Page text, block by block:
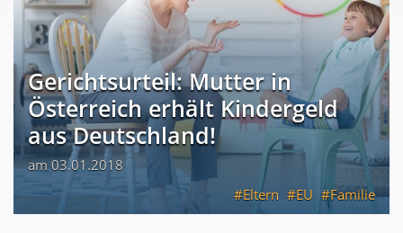
Gerichtsurteil: Mutter in
Österreich erhält Kindergeld
aus Deutschland!
am 03.01.2018
Eltern
EU Familie